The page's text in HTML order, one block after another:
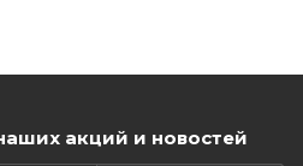
акций и новостей